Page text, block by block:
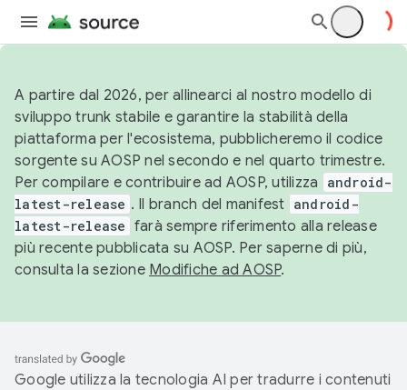
A partire dal 2026, per allinearci al nostro modello di
sviluppo trunk stabile e garantire la stabilità della
piattaforma per l'ecosistema, pubblicheremo il codice
sorgente su AOSP nel secondo e nel quarto trimestre.
Per compilare e contribuire ad AOSP, utilizza
android-
latest-release . Il branch del manifest android-
latest-release farà sempre riferimento alla release
più recente pubblicata su AOSP. Per saperne di più,
consulta la sezione Modifiche ad AOSP.
Google utilizza la tecnologia AI per tradurre i contenuti